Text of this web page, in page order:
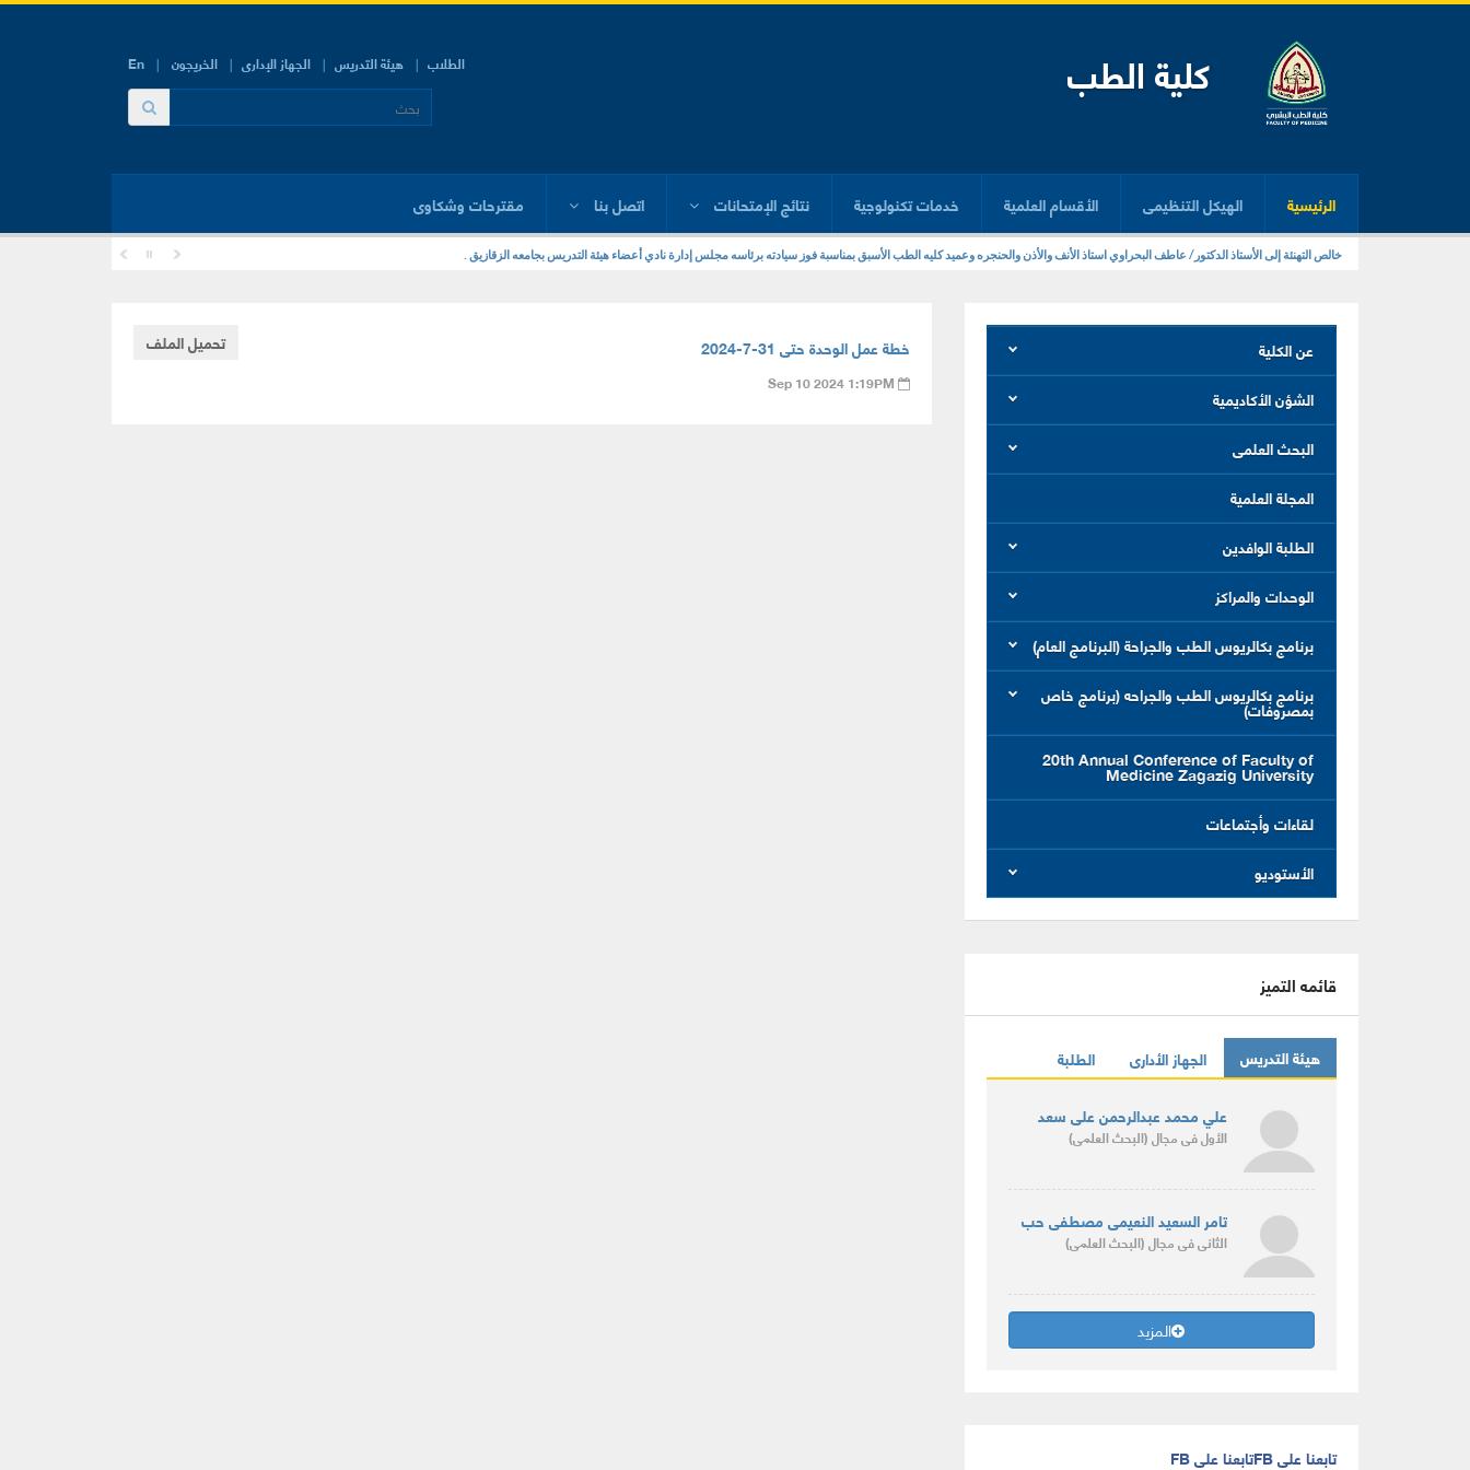
En الطلاب هيئة التدريس الجهاز الإدارى الخريجون كلية الطب
الرئيسية الهيكل التنظيمى الأقسام العلمية خدمات تكنولوجية نتائج الإمتحانات اتصل بنا مقترحات وشكاوى
خالص التهنئة إلى الأستاذ الدكتور/ عاطف البحراوي استاذ الأنف والأذن والحنجره وعميد كليه الطب الأسبق بمناسبة فوز سيادته برئاسه مجلس إدارة نادي أعضاء هيئة التدريس بجامعه الزقازيق .
زيارة معمل المهارات الإكلينيكية بكلية الطب
تحميل الملف خطة عمل الوحدة حتى 31-7-2024
Sep 10 2024 1:19PM
عن الكلية
الشؤن الأكاديمية
البحث العلمى
المجلة العلمية
الطلبة الوافدين
الوحدات والمراكز
برنامج بكالريوس الطب والجراحة (البرنامج العام)
برنامج بكالريوس الطب والجراحه (برنامج خاص
بمصروفات)
20th Annual Conference of Faculty of
Medicine Zagazig University
لقاءات وأجتماعات
الأستوديو
قائمه التميز
هيئة التدريس الجهاز الأدارى الطلبة
علي محمد عبدالرحمن على سعد
الأولفى مجال(البحث العلمى)
تامر السعيد النعيمى مصطفى حب
الثانىفى مجال(البحث العلمى)
المزيد
تابعنا على FB تابعنا على FB